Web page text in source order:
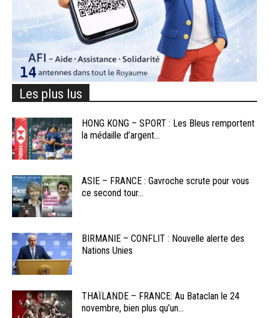
Les plus lus
HONG KONG – SPORT : Les Bleus remportent
la médaille d’argent...
ASIE – FRANCE : Gavroche scrute pour vous
ce second tour...
BIRMANIE – CONFLIT : Nouvelle alerte des
Nations Unies
THAÏLANDE – FRANCE: Au Bataclan le 24
novembre, bien plus qu’un...